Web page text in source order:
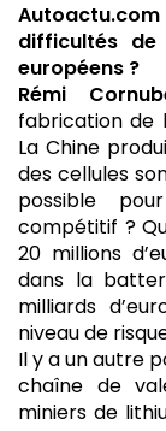
difficultés de
européens ?
Rémi
fabrication de
La Chine
des cellules
possible
compétitif ?
20 millions
dans la
milliards
niveau de
Il y a un autre
chaîne de
miniers de